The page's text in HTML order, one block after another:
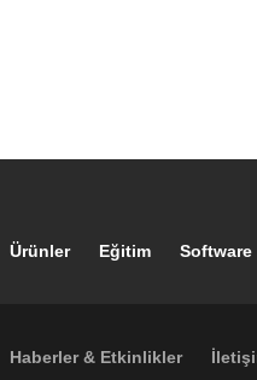
Footer main
Ürünler Eğitim Software
Footer secondary
Haberler & Etkinlikler